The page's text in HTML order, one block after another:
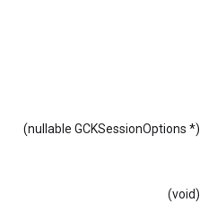
(nullable GCKSessionOptions *)
(void)